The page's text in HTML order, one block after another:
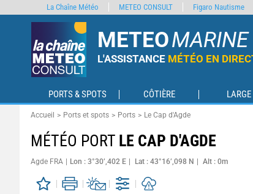
METEOMARINE
L'ASSISTANCE MÉTÉO EN
PORTS & SPOTS CÔTIÈRE LARGE
Accueil Ports et spots Ports Le Cap d'Agde
MÉTÉO PORT LE CAP D'AGDE
Agde FRA Lon : 3°30’,402 E Lat : 43°16’,098 N Alt : 0m
La Chaîne Météo METEO CONSULT Figaro Nautisme